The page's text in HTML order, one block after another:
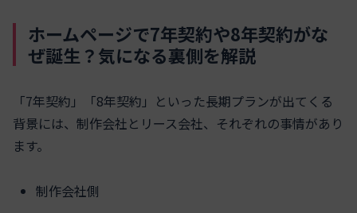
ホームページで7年契約や8年契約がな
ぜ誕生？気になる裏側を解説
「7年契約」「8年契約」といった長期プランが出てくる
背景には、制作会社とリース会社、それぞれの事情があり
ます。
制作会社側